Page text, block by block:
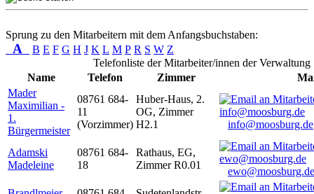
Sprung zu den Mitarbeitern mit dem Anfangsbuchstaben:
A B E F G H J K L M P R S W Z
Telefonliste der Mitarbeiter/innen der Verwaltung
Name
Telefon Zimmer
Mader
Maximilian -
1.
Bürgermeister
08761 684-
11
(Vorzimmer)
Huber-Haus, 2.
OG, Zimmer
H2.1
info@moosburg.de
Adamski
Madeleine
08761 684-
18
Rathaus, EG,
Zimmer R0.01
ewo@moosburg.de